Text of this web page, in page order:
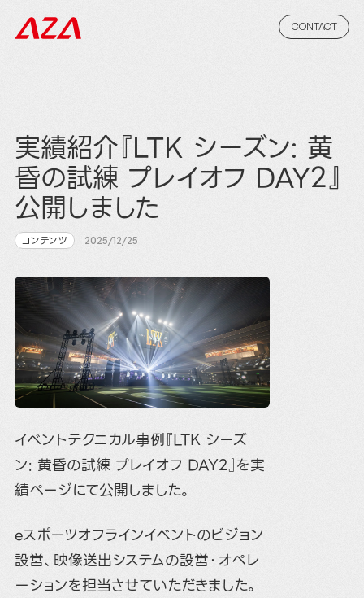
CONTACT
実績紹介『LTK シーズン: 黄
昏の試練 プレイオフ DAY2』
公開しました
コンテンツ 2025/12/25
イベントテクニカル事例『LTK シーズ
ン: 黄昏の試練 プレイオフ DAY2』を実
績ページにて公開しました。
eスポーツオフラインイベントのビジョン
設営、映像送出システムの設営・オペレ
ーションを担当させていただきました。